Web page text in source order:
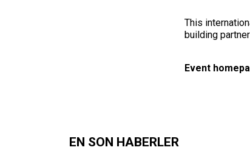
This
building
Event
EN SON HABERLER